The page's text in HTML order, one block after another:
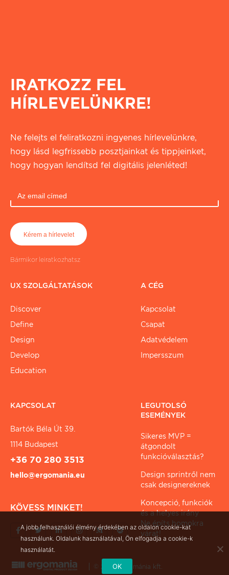
IRATKOZZ FEL
HÍRLEVELÜNKRE!
Ne felejts el feliratkozni ingyenes hírlevelünkre,
hogy lásd legfrissebb posztjainkat és tippjeinket,
hogy hogyan lendítsd fel digitális jelenléted!
Bármikor leiratkozhatsz
UX SZOLGÁLTATÁSOK
Discover
Define
Design
Develop
Education
A CÉG
Kapcsolat
Csapat
Adatvédelem
Impersszum
KAPCSOLAT
Bartók Béla Út 39.
1114 Budapest
+36 70 280 3513
hello@ergomania.eu
KÖVESS MINKET!
LEGUTOLSÓ
ESEMÉNYEK
Sikeres MVP =
átgondolt
funkcióválasztás?
Design sprintről nem
csak designereknek
Koncepció, funkciók
és a helyes irány
Ne építs homokra
várat!
© 2026 ergománia kft.
A jobb felhasználói élmény érdekében az oldalon cookie-kat
használunk. Oldalunk használatával, Ön elfogadja a cookie-k
használatát.
OK